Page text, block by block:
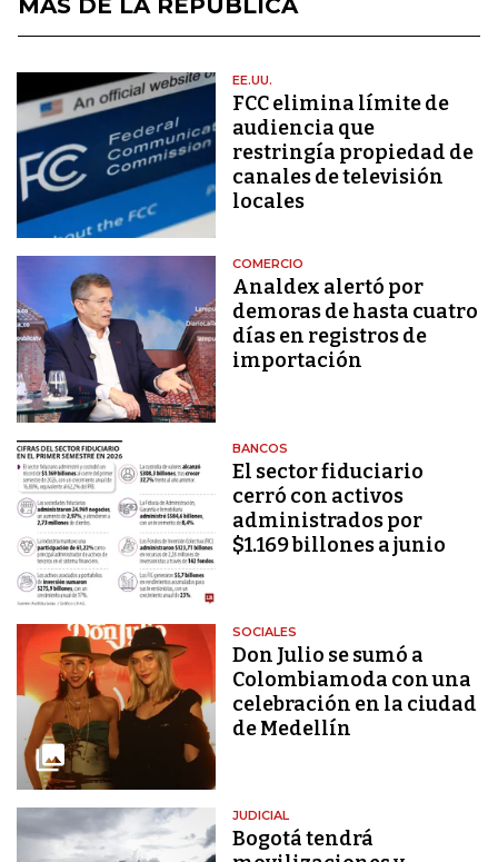
MÁS DE LA REPÚBLICA
EE.UU.
FCC elimina límite de
audiencia que
restringía propiedad de
canales de televisión
locales
COMERCIO
Analdex alertó por
demoras de hasta cuatro
días en registros de
importación
BANCOS
El sector fiduciario
cerró con activos
administrados por
$1.169 billones a junio
SOCIALES
Don Julio se sumó a
Colombiamoda con una
celebración en la ciudad
de Medellín
JUDICIAL
Bogotá tendrá